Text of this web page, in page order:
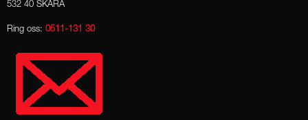
532 40 SKARA
Ring oss: 0511-131 30